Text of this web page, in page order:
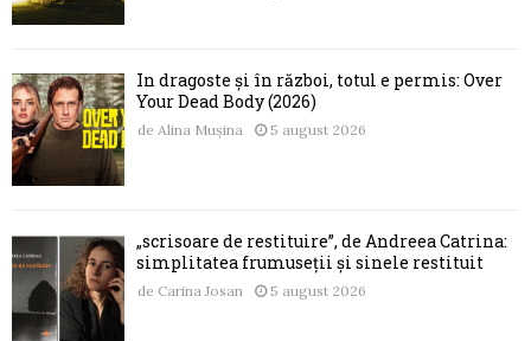
În dragoste și în război, totul e permis: Over
Your Dead Body (2026)
de Alina Mușina 5 august 2026
„scrisoare de restituire”, de Andreea Catrina:
simplitatea frumuseții și sinele restituit
de Carina Josan 5 august 2026